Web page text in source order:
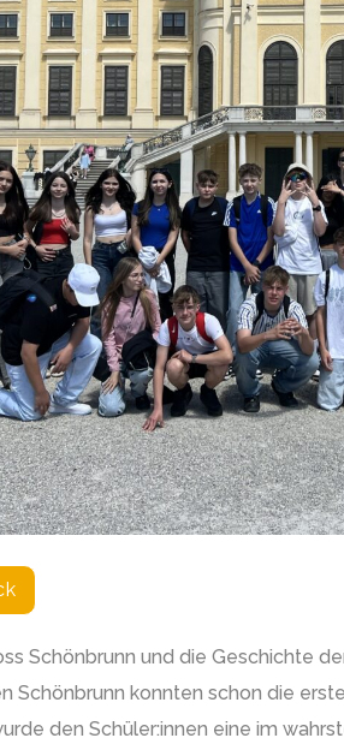
Schönbrunn und die Geschichte
Schönbrunn konnten schon die
den Schüler:innen eine im